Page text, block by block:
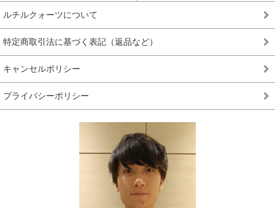
ルチルクォーツについて
特定商取引法に基づく表記（返品など）
キャンセルポリシー
プライバシーポリシー